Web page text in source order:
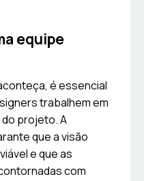
equipe
é essencial
trabalhem em
projeto. A
que a visão
e que as
com